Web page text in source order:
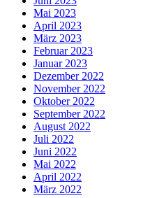
Mai 2023
April 2023
März 2023
Februar 2023
Januar 2023
Dezember 2022
November 2022
Oktober 2022
September 2022
August 2022
Juli 2022
Juni 2022
Mai 2022
April 2022
März 2022